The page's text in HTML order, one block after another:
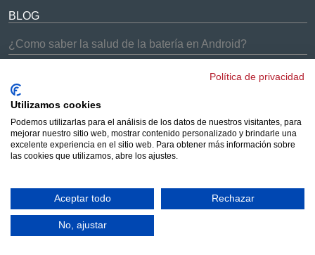
BLOG
¿Como saber la salud de la batería en Android?
Cómo arreglar los problemas de batería del iPhone 7
¿Los AirPods no se conectan a tus dispositivos?
Solucionado
© 2023 Phone Service Center. Todos los derechos reservados.
Política de privacidad
Política de privacidad
Utilizamos cookies
Podemos utilizarlas para el análisis de los datos de nuestros visitantes, para
mejorar nuestro sitio web, mostrar contenido personalizado y brindarle una
excelente experiencia en el sitio web. Para obtener más información sobre
las cookies que utilizamos, abre los ajustes.
Aceptar todo Rechazar
No, ajustar